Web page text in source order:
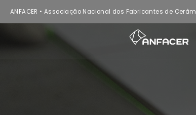
ANFACER • Associação Nacional dos Fabricantes de